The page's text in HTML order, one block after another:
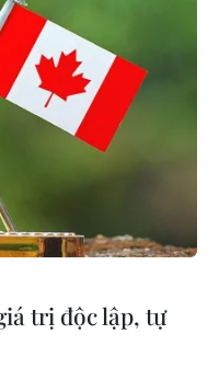
số
dư
vì
trị độc lập, tự